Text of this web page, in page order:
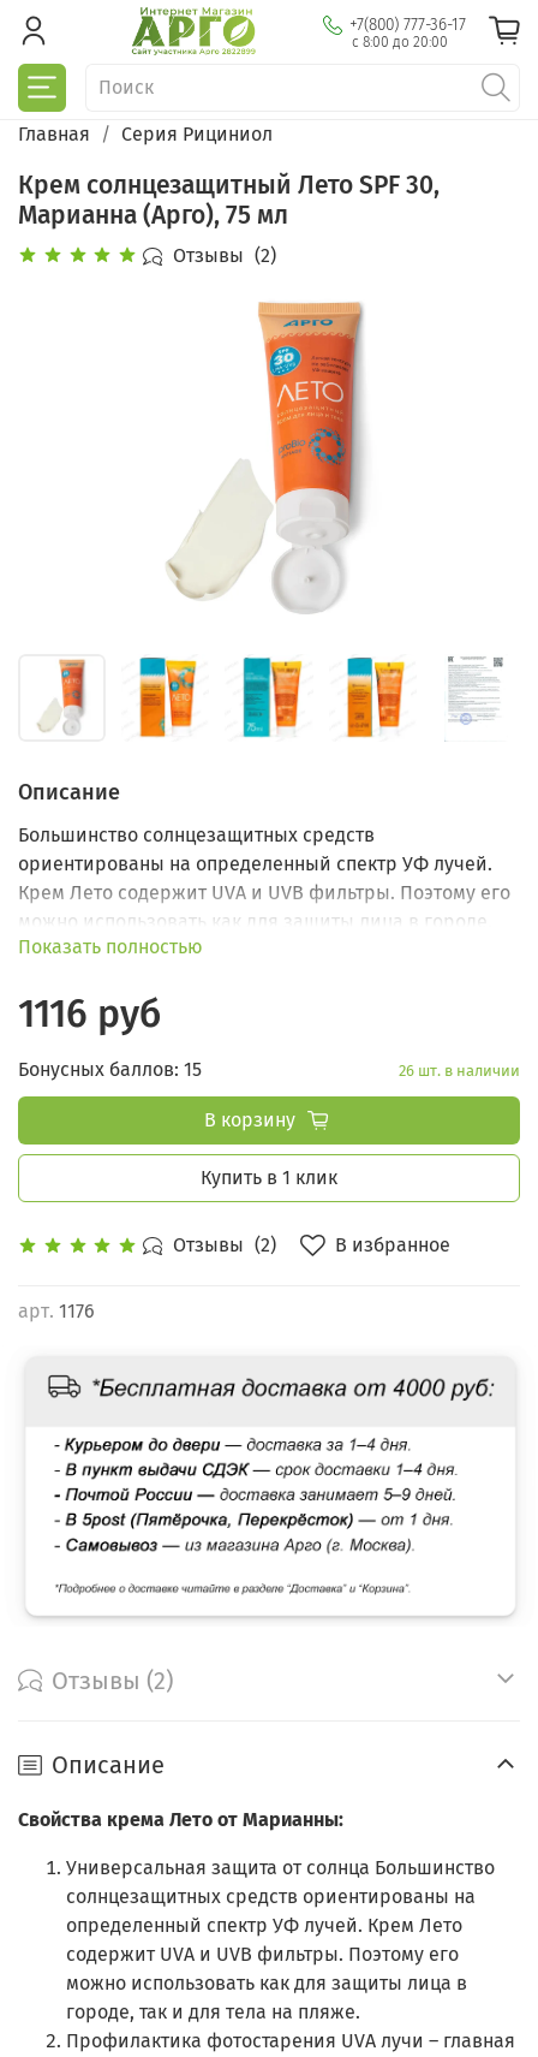
+7(800) 777-36-17
с 8:00 до 20:00
Главная Серия Рициниол
Крем солнцезащитный Лето SPF 30,
Марианна (Арго), 75 мл
Отзывы (2)
Отзывы (2) В избранное
арт. 1176
Описание
Большинство солнцезащитных средств
ориентированы на определенный спектр УФ лучей.
Крем Лето содержит UVA и UVB фильтры. Поэтому его
можно использовать как для защиты лица в городе,
так и для тела на пляже.
Показать полностью
1116 руб
Бонусных баллов: 15 26 шт. в наличии
В корзину
Купить в 1 клик
Отзывы (2)
Описание
Свойства крема Лето от Марианны:
Универсальная защита от солнца Большинство
солнцезащитных средств ориентированы на
определенный спектр УФ лучей. Крем Лето
содержит UVA и UVB фильтры. Поэтому его
можно использовать как для защиты лица в
городе, так и для тела на пляже.
Профилактика фотостарения UVA лучи – главная